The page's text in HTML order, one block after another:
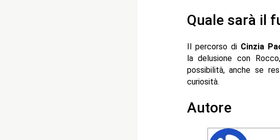
Quale sarà il
Il percorso di Cinzia
la delusione con
possibilità, anche se
curiosità.
Autore